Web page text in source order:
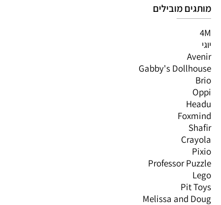
מותגים מובילים
4M
יוגי
Avenir
Gabby's Dollhouse
Brio
Oppi
Headu
Foxmind
Shafir
Crayola
Pixio
Professor Puzzle
Lego
Pit Toys
Melissa and Doug